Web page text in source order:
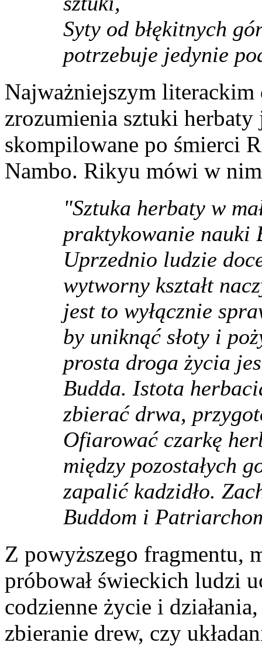
Syty od błękitnych
potrzebuje jedynie
Najważniejszym literackim
zrozumienia sztuki herbaty
skompilowane po śmierci
Nambo. Rikyu mówi w
"Sztuka herbaty w
praktykowanie nauki
Uprzednio ludzie
wytworny kształt
jest to wyłącznie
by uniknąć słoty i
prosta droga życia
Budda. Istota
zbierać drwa,
Ofiarować czarkę
między pozostałych
zapalić kadzidło.
Buddom i
Z powyższego fragmentu,
próbował świeckich ludzi
codzienne życie i
zbieranie drew, czy